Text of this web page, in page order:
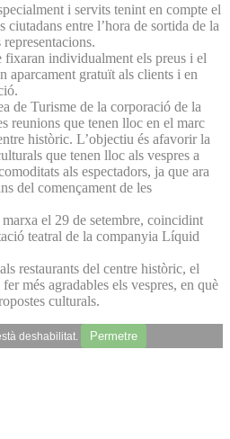
i servits tenint en compte el
ciutadans entre l’hora de sortida de la
fixaran individualment els preus i el
aparcament gratuït als clients i en
de Turisme de la corporació de la
reunions que tenen lloc en el marc
històric. L’objectiu és afavorir la
que tenen lloc als vespres a
als espectadors, ja que ara
del començament de les
el 29 de setembre, coincidint
teatral de la companyia Líquid
restaurants del centre històric, el
més agradables els vespres, en què
culturals.
deshabilitat. Permetre